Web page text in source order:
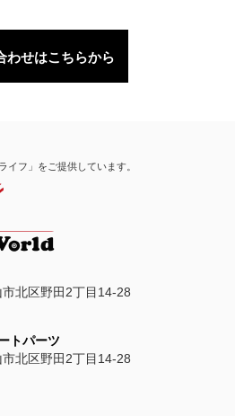
わせはこちらから
イフ」をご提供しています。
市北区野田2丁目14-28
トパーツ
北区野田2丁目14-28